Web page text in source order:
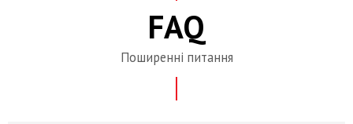
FAQ
Поширенні питання